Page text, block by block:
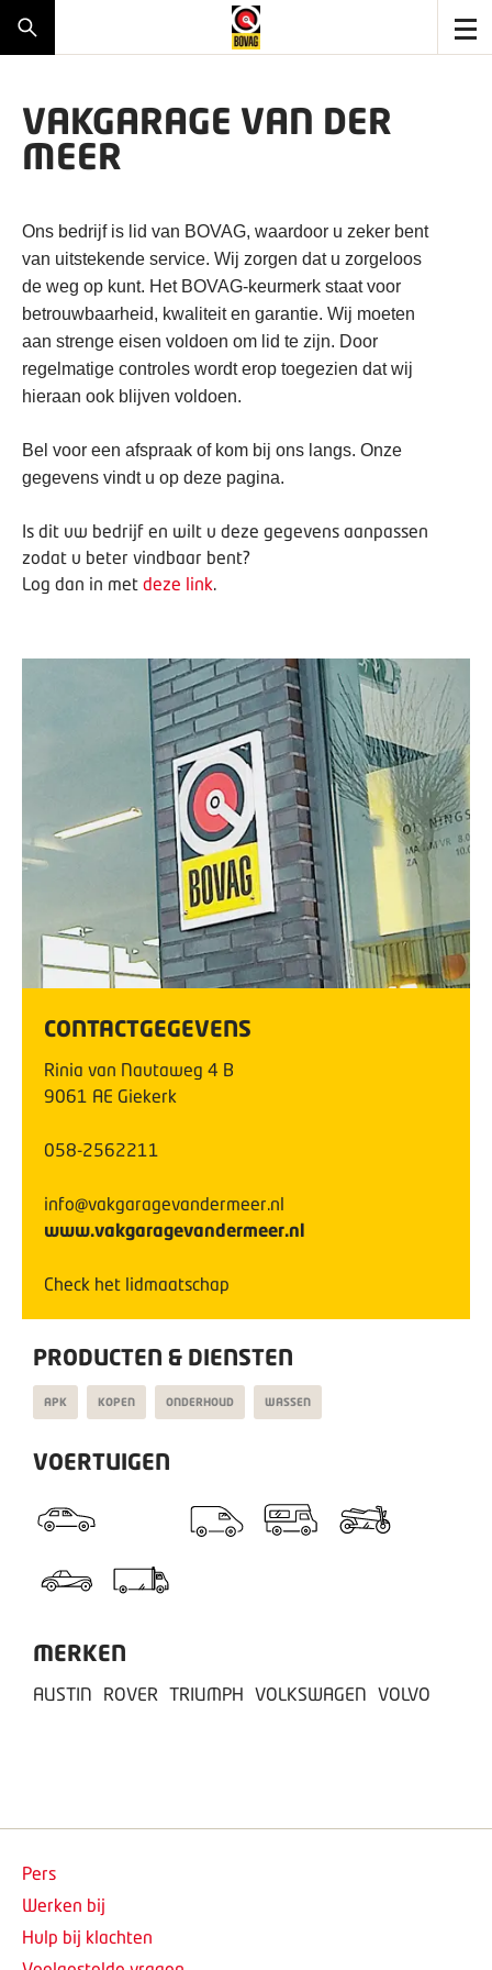
VAKGARAGE VAN DER
MEER
Ons bedrijf is lid van BOVAG, waardoor u zeker bent
van uitstekende service. Wij zorgen dat u zorgeloos
de weg op kunt. Het BOVAG-keurmerk staat voor
betrouwbaarheid, kwaliteit en garantie. Wij moeten
aan strenge eisen voldoen om lid te zijn. Door
regelmatige controles wordt erop toegezien dat wij
hieraan ook blijven voldoen.
Bel voor een afspraak of kom bij ons langs. Onze
gegevens vindt u op deze pagina.
Is dit uw bedrijf en wilt u deze gegevens aanpassen
zodat u beter vindbaar bent?
Log dan in met deze link.
CONTACTGEGEVENS
Rinia van Nautaweg 4 B
9061 AE Giekerk
058-2562211
info@vakgaragevandermeer.nl
www.vakgaragevandermeer.nl
Check het lidmaatschap
PRODUCTEN & DIENSTEN
APK KOPEN ONDERHOUD WASSEN
VOERTUIGEN
MERKEN
AUSTIN ROVER TRIUMPH VOLKSWAGEN VOLVO
Pers
Werken bij
Hulp bij klachten